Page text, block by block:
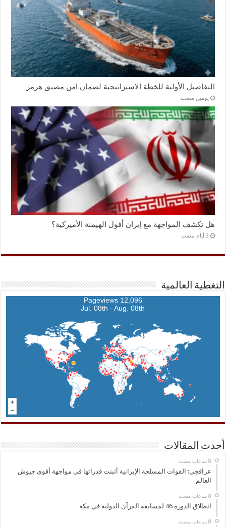
التفاصيل الأولية للخطة الاستراتيجية لضمان امن مضيق هرمز
‏يومين مضت
هل تكشف المواجهة مع إيران أفول الهيمنة الأميركية؟
التغطية العالمية
12,096 Pageviews
Jul. 08th - Aug. 08th
أحدث المقالات
عراقجي: القوات المسلحة الإيرانية أثبتت قدراتها في مواجهة أقوى جيوش
العالم
انطلاق الدورة 46 لمسابقة القرآن الدولية في مكة